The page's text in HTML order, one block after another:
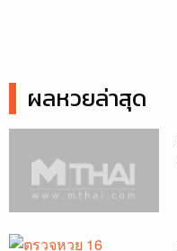
ผลหวยล่าสุด